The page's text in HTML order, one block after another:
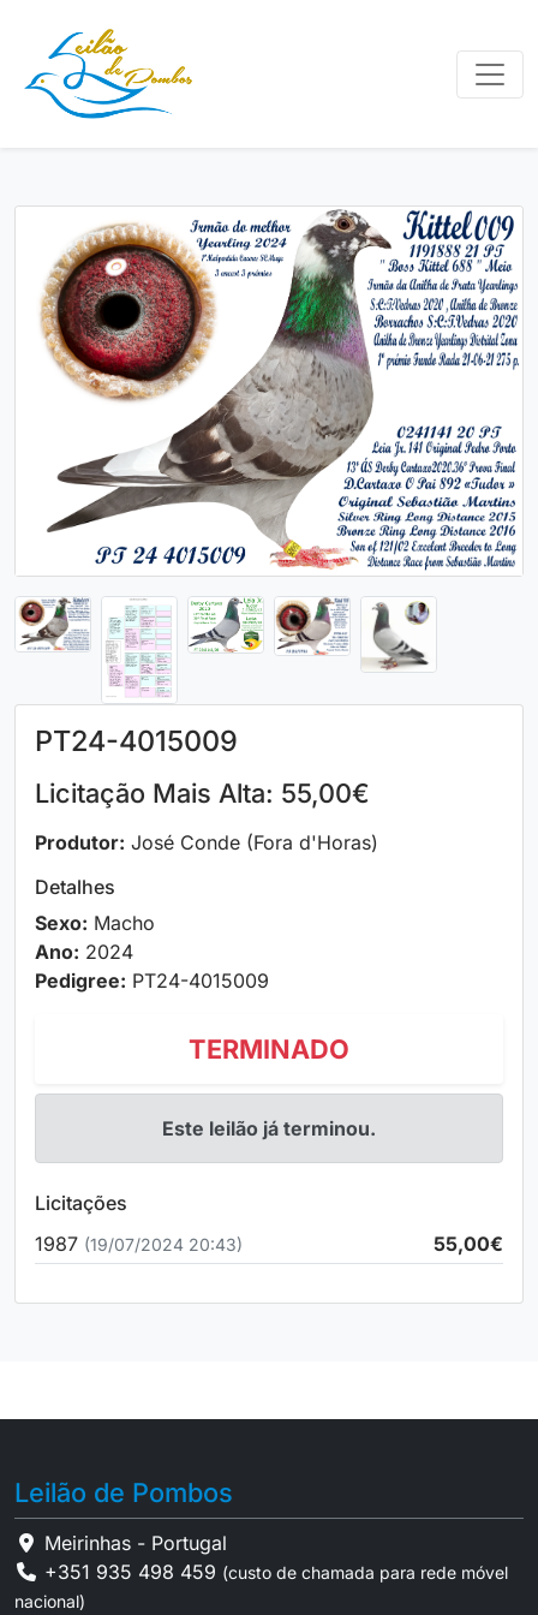
PT24-4015009
Licitação Mais Alta: 55,00€
Produtor: José Conde (Fora d'Horas)
Detalhes
Sexo: Macho
Ano: 2024
Pedigree: PT24-4015009
TERMINADO
Este leilão já terminou.
Licitações
1987 (19/07/2024 20:43) 55,00€
Leilão de Pombos
Meirinhas - Portugal
+351 935 498 459 (custo de chamada para rede móvel
nacional)